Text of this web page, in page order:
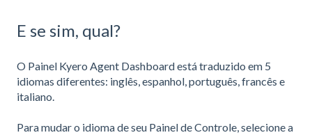
E se sim, qual?
O Painel Kyero Agent Dashboard está traduzido em 5
idiomas diferentes: inglês, espanhol, português, francês e
italiano.
Para mudar o idioma de seu Painel de Controle, selecione a